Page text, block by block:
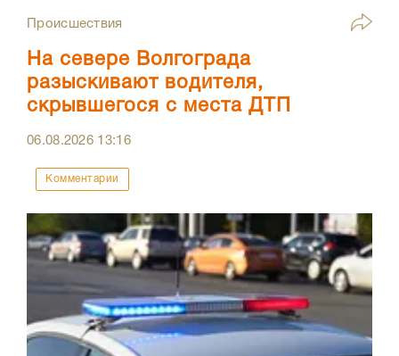
Происшествия
На севере Волгограда
разыскивают водителя,
скрывшегося с места ДТП
06.08.2026 13:16
Комментарии